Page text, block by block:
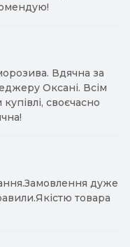
Вдячна за
Оксані. Всім
своєчасно
дуже
товара